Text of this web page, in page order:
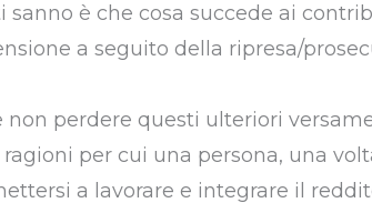
è che cosa succede ai
a seguito della ripresa/
non perdere questi ulteriori
ragioni per cui una persona, una
a lavorare e integrare il